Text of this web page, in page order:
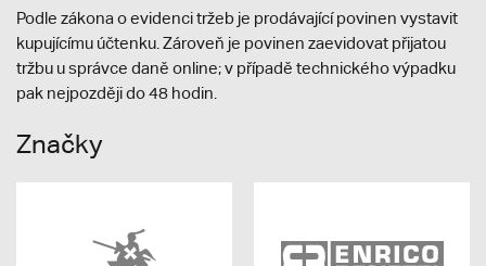
Podle zákona o evidenci tržeb je prodávající povinen vystavit
kupujícímu účtenku. Zároveň je povinen zaevidovat přijatou
tržbu u správce daně online; v případě technického výpadku
pak nejpozději do 48 hodin.
Značky